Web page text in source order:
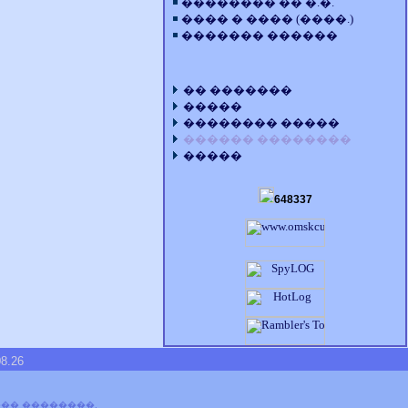
�������� �� �.�.
���� � ���� (����.)
������� ������
�� �������
�����
�������� �����
������ ��������
�����
648337
��������.